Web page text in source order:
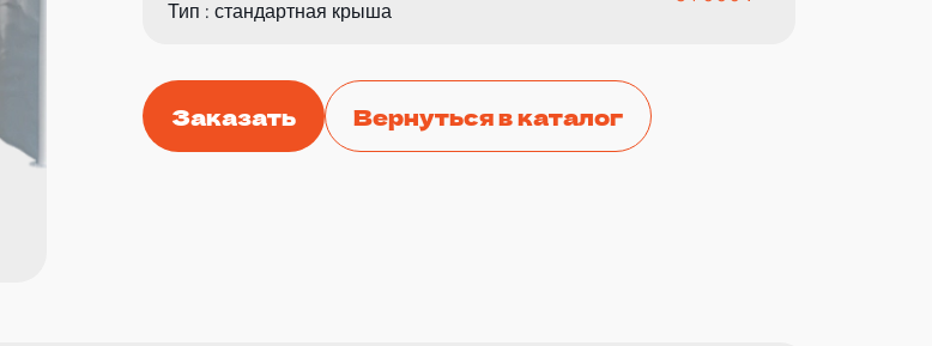
Тип : стандартная крыша
Заказать Вернуться в каталог